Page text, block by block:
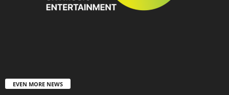
EVEN MORE NEWS